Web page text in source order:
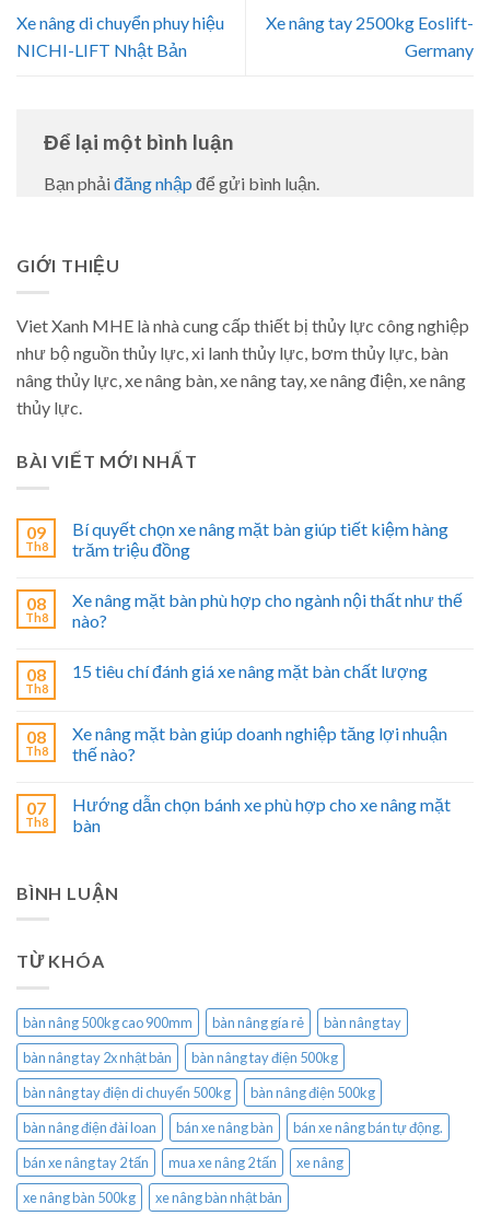
Xe nâng di chuyển phuy hiệu
NICHI-LIFT Nhật Bản
Xe nâng tay 2500kg Eoslift-
Germany
Để lại một bình luận
Bạn phải đăng nhập để gửi bình luận.
GIỚI THIỆU
Viet Xanh MHE là nhà cung cấp thiết bị thủy lực công nghiệp
như bộ nguồn thủy lực, xi lanh thủy lực, bơm thủy lực, bàn
nâng thủy lực, xe nâng bàn, xe nâng tay, xe nâng điện, xe nâng
thủy lực.
BÀI VIẾT MỚI NHẤT
09
Th8
Bí quyết chọn xe nâng mặt bàn giúp tiết kiệm hàng
trăm triệu đồng
08
Th8
Xe nâng mặt bàn phù hợp cho ngành nội thất như thế
nào?
08
Th8
15 tiêu chí đánh giá xe nâng mặt bàn chất lượng
08
Th8
Xe nâng mặt bàn giúp doanh nghiệp tăng lợi nhuận
thế nào?
07
Th8
Hướng dẫn chọn bánh xe phù hợp cho xe nâng mặt
bàn
BÌNH LUẬN
TỪ KHÓA
bàn nâng 500kg cao 900mm bàn nâng gía rẻ
bàn nâng tay
bàn nâng tay 2x nhật bản
bàn nâng tay điện 500kg
bàn nâng tay điện di chuyển 500kg
bàn nâng điện 500kg
bàn nâng điện đài loan
bán xe nâng bàn
bán xe nâng bán tự động.
bán xe nâng tay 2 tấn
mua xe nâng 2 tấn
xe nâng
xe nâng bàn 500kg
xe nâng bàn nhật bản